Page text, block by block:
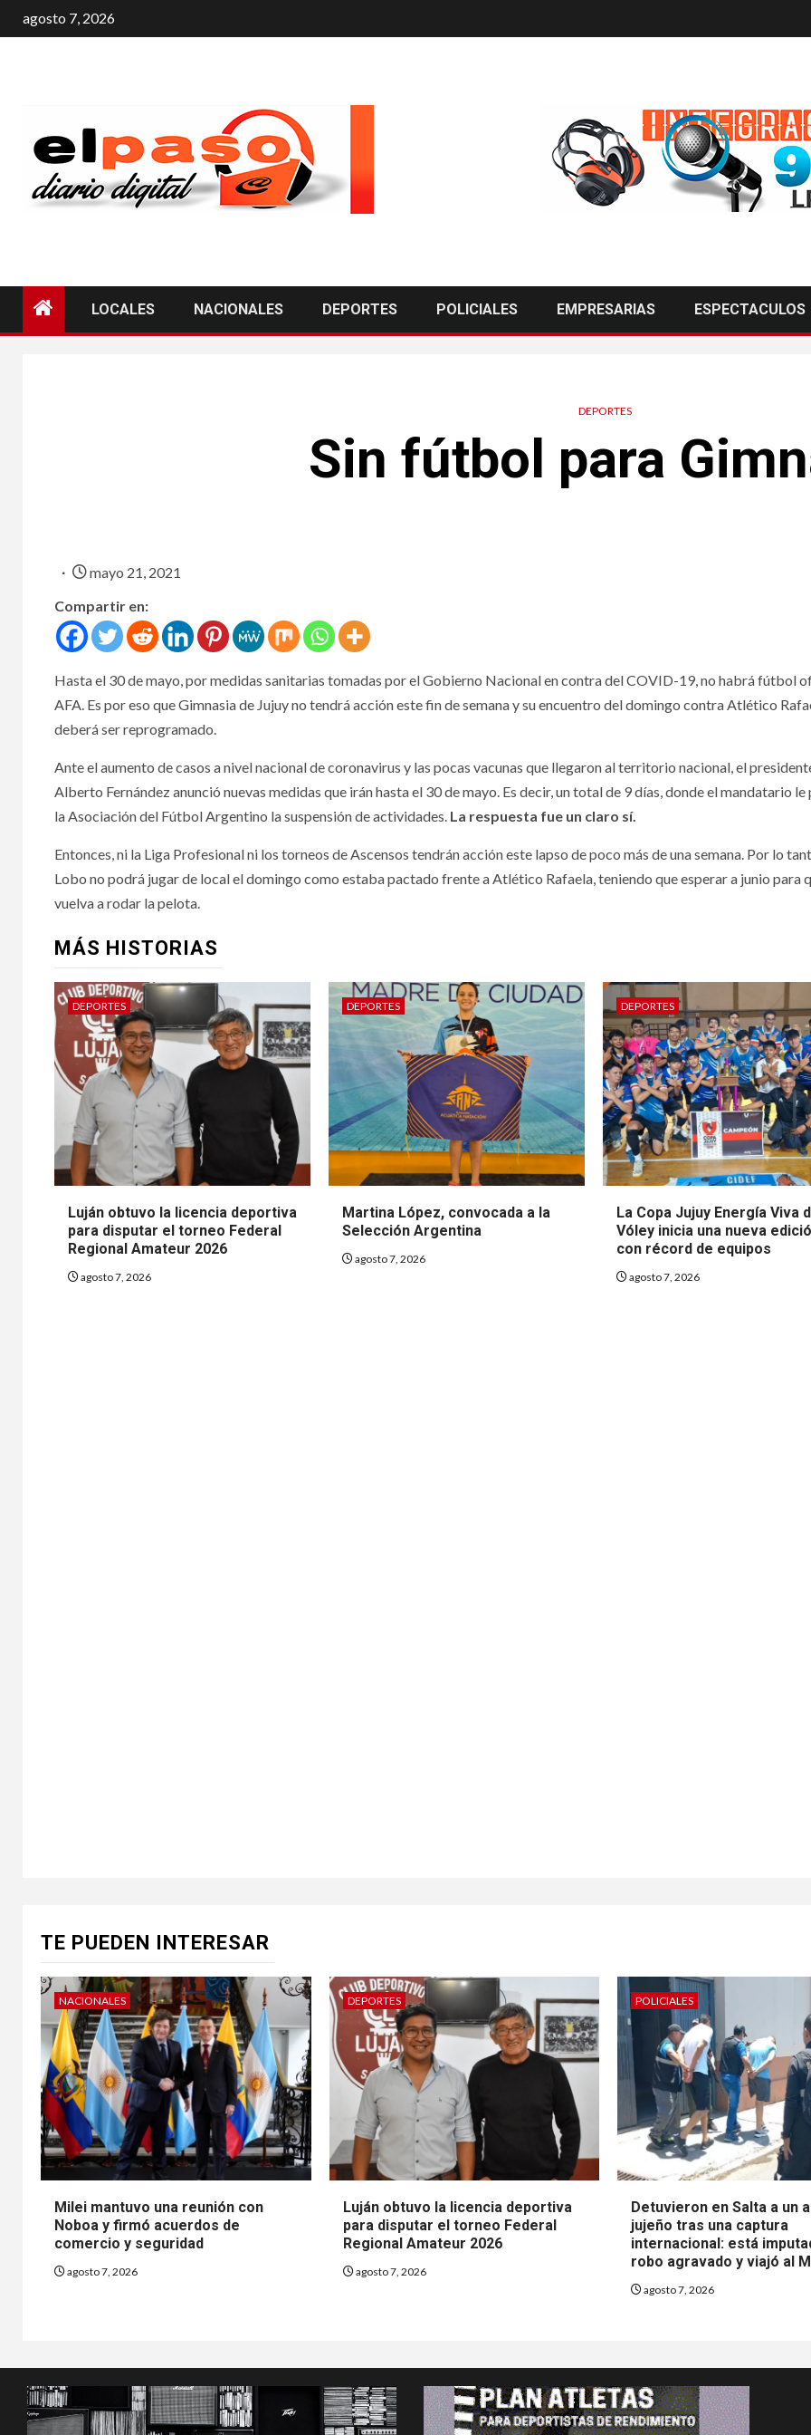
agosto 7, 2026
LOCALES NACIONALES DEPORTES POLICIALES EMPRESARIAS ESPECTACULOS
DEPORTES
Sin fútbol para
mayo 21, 2021
Compartir en:
Hasta el 30 de mayo, por medidas sanitarias tomadas por el Gobierno Nacional en contra del COVID-19, no habrá fútbol
AFA. Es por eso que Gimnasia de Jujuy no tendrá acción este fin de semana y su encuentro del domingo contra Atlético
deberá ser reprogramado.
Ante el aumento de casos a nivel nacional de coronavirus y las pocas vacunas que llegaron al territorio nacional, el
Alberto Fernández anunció nuevas medidas que irán hasta el 30 de mayo. Es decir, un total de 9 días, donde el mandatario le
la Asociación del Fútbol Argentino la suspensión de actividades. La respuesta fue un claro sí.
Entonces, ni la Liga Profesional ni los torneos de Ascensos tendrán acción este lapso de poco más de una semana. Por lo
Lobo no podrá jugar de local el domingo como estaba pactado frente a Atlético Rafaela, teniendo que esperar a junio para
vuelva a rodar la pelota.
MÁS HISTORIAS
DEPORTES
Luján obtuvo la licencia deportiva
para disputar el torneo Federal
Regional Amateur 2026
agosto 7, 2026
DEPORTES
Martina López, convocada a la
Selección Argentina
agosto 7, 2026
DEPORTES
La Copa Jujuy Energía Viva
Vóley inicia una nueva
con récord de equipos
agosto 7, 2026
TE PUEDEN INTERESAR
NACIONALES
Milei mantuvo una reunión con
Noboa y firmó acuerdos de
comercio y seguridad
agosto 7, 2026
DEPORTES
Luján obtuvo la licencia deportiva
para disputar el torneo Federal
Regional Amateur 2026
agosto 7, 2026
POLICIALES
Detuvieron en Salta a un
jujeño tras una captura
internacional: está
robo agravado y viajó al
agosto 7, 2026